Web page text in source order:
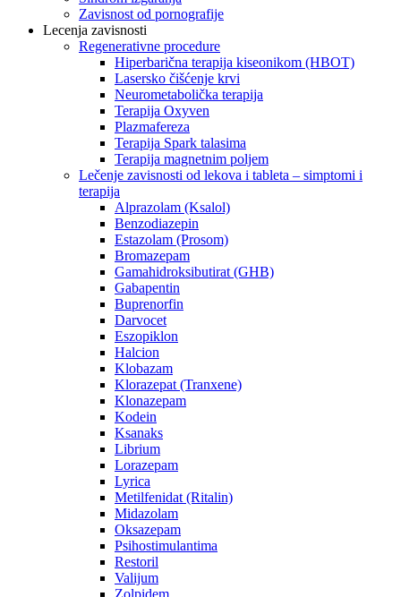
Zavisnost od pornografije
Lecenja zavisnosti
Regenerativne procedure
Hiperbarična terapija kiseonikom (HBOT)
Lasersko čišćenje krvi
Neurometabolička terapija
Terapija Oxyven
Plazmafereza
Terapija Spark talasima
Terapija magnetnim poljem
Lečenje zavisnosti od lekova i tableta – simptomi i
terapija
Alprazolam (Ksalol)
Benzodiazepin
Estazolam (Prosom)
Bromazepam
Gamahidroksibutirat (GHB)
Gabapentin
Buprenorfin
Darvocet
Eszopiklon
Halcion
Klobazam
Klorazepat (Tranxene)
Klonazepam
Kodein
Ksanaks
Librium
Lorazepam
Lyrica
Metilfenidat (Ritalin)
Midazolam
Oksazepam
Psihostimulantima
Restoril
Valijum
Zolpidem